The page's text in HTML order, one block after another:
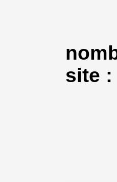
site :